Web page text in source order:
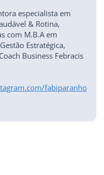
especialista em
& Rotina,
com M.B.A em
Estratégica,
Business Febracis
fabiparanho